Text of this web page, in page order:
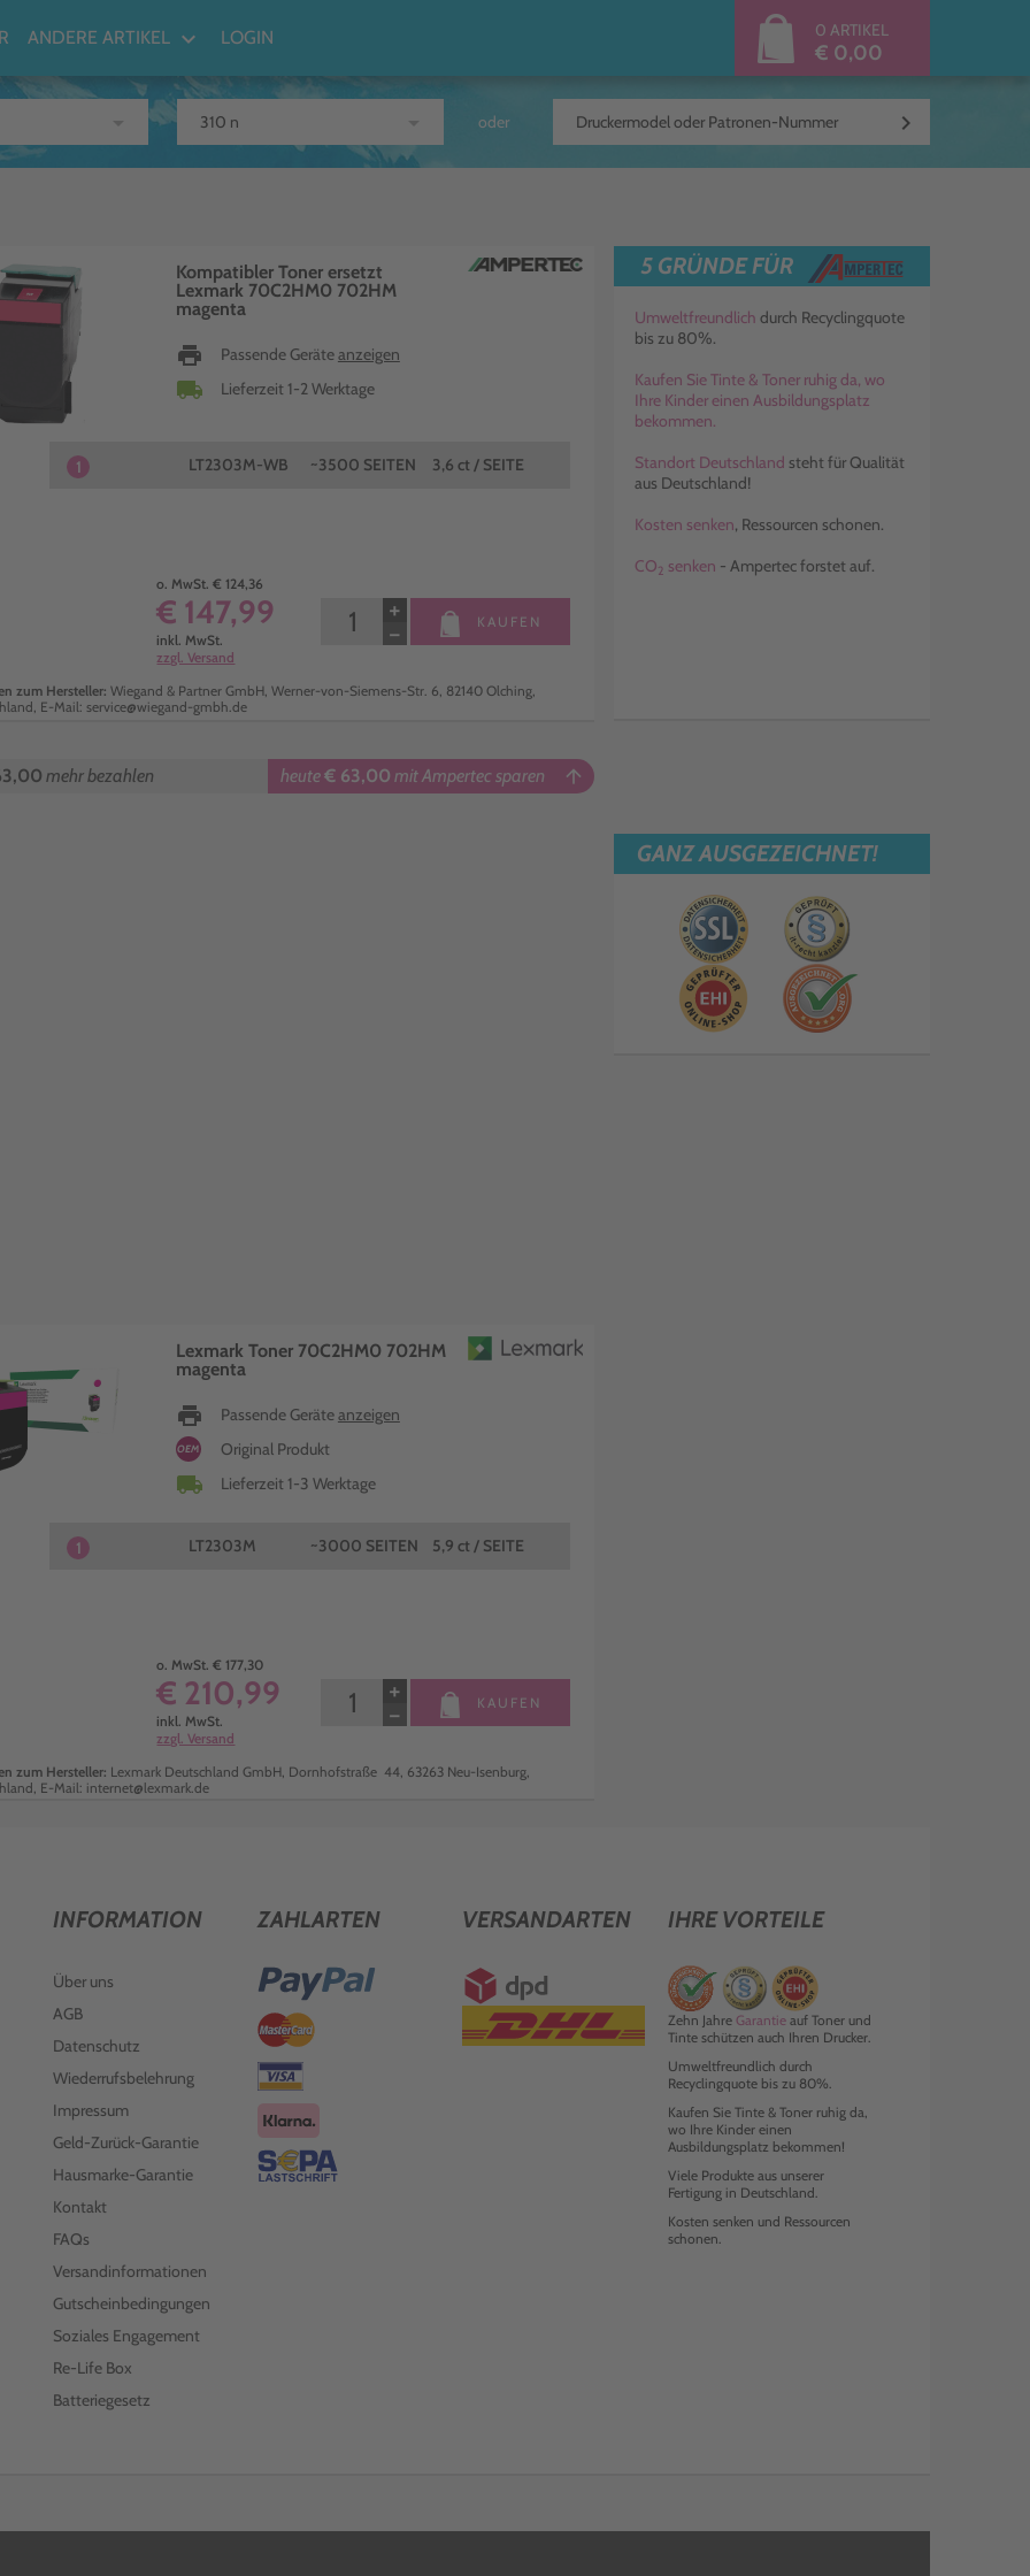
ANDERE ARTIKEL keyboard_arrow_down LOGIN 0 ARTIKEL
€ 0,00
oder keyboard_arrow_right
Kompatibler Toner ersetzt
Lexmark 70C2HM0 702HM
magenta
print Passende Geräteanzeigen
local_shipping Lieferzeit 1-2 Werktage
1 LT2303M-WB ~3500 SEITEN 3,6 ct / SEITE
o. MwSt. € 124,36
€ 147,99
inkl. MwSt.
zzgl. Versand
−
+ KAUFEN
zum Hersteller: Wiegand & Partner GmbH, Werner-von-Siemens-Str. 6, 82140 Olching,
E-Mail: service@wiegand-gmbh.de
5 GRÜNDE FÜR
Umweltfreundlich durch Recyclingquote
bis zu 80%.
Kaufen Sie Tinte & Toner ruhig da, wo
Ihre Kinder einen Ausbildungsplatz
bekommen.
Standort Deutschland steht für Qualität
aus Deutschland!
Kosten senken, Ressourcen schonen.
CO2 senken - Ampertec forstet auf.
mehr bezahlen heute€ 63,00 mit Ampertec sparen arrow_upward
GANZ AUSGEZEICHNET!
Lexmark Toner 70C2HM0 702HM
magenta
print Passende Geräteanzeigen
OEM Original Produkt
local_shipping Lieferzeit 1-3 Werktage
1 LT2303M ~3000 SEITEN 5,9 ct / SEITE
o. MwSt. € 177,30
€ 210,99
inkl. MwSt.
zzgl. Versand
−
+ KAUFEN
zum Hersteller: Lexmark Deutschland GmbH, Dornhofstraße 44, 63263 Neu-Isenburg,
E-Mail: internet@lexmark.de
INFORMATION
Über uns
AGB
Datenschutz
Wiederrufsbelehrung
Impressum
Geld-Zurück-Garantie
Hausmarke-Garantie
Kontakt
FAQs
Versandinformationen
Gutscheinbedingungen
Soziales Engagement
Re-Life Box
Batteriegesetz
ZAHLARTEN VERSANDARTEN IHRE VORTEILE
Zehn Jahre Garantieauf Toner und
Tinte schützen auch Ihren Drucker.
Umweltfreundlich durch
Recyclingquote bis zu 80%.
Kaufen Sie Tinte & Toner ruhig da,
wo Ihre Kinder einen
Ausbildungsplatz bekommen!
Viele Produkte aus unserer
Fertigung in Deutschland.
Kosten senken und Ressourcen
schonen.